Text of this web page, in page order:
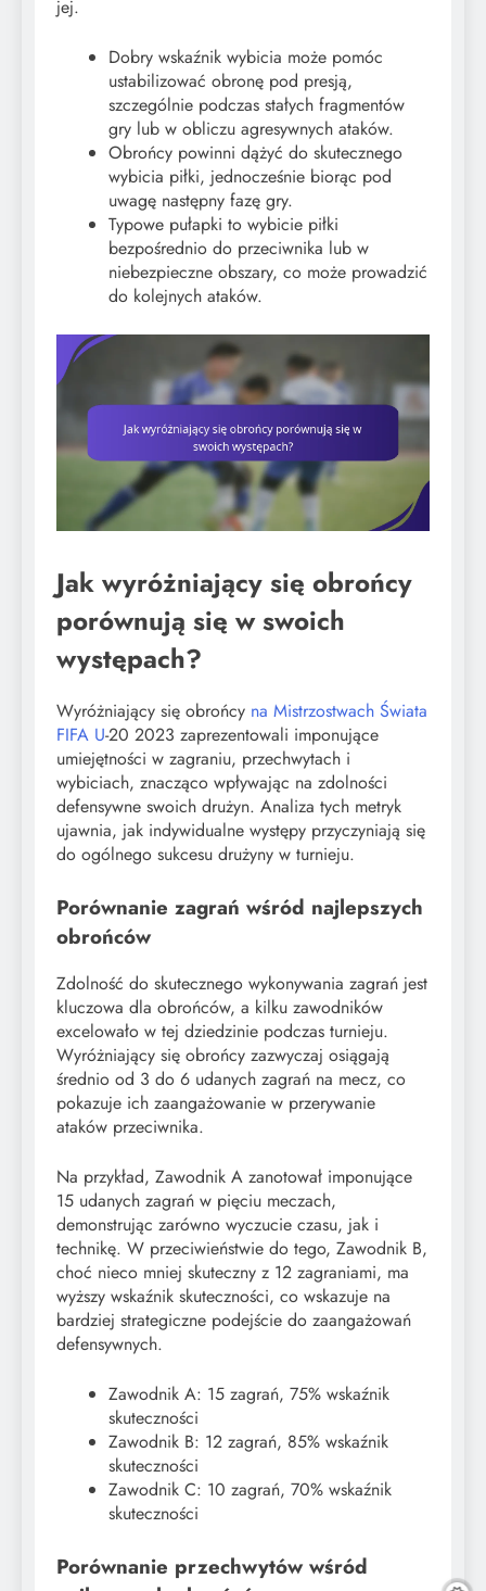
jej.
Dobry wskaźnik wybicia może pomóc
ustabilizować obronę pod presją,
szczególnie podczas stałych fragmentów
gry lub w obliczu agresywnych ataków.
Obrońcy powinni dążyć do skutecznego
wybicia piłki, jednocześnie biorąc pod
uwagę następny fazę gry.
Typowe pułapki to wybicie piłki
bezpośrednio do przeciwnika lub w
niebezpieczne obszary, co może prowadzić
do kolejnych ataków.
Jak wyróżniający się obrońcy
porównują się w swoich
występach?
Wyróżniający się obrońcy na Mistrzostwach Świata
FIFA U-20 2023 zaprezentowali imponujące
umiejętności w zagraniu, przechwytach i
wybiciach, znacząco wpływając na zdolności
defensywne swoich drużyn. Analiza tych metryk
ujawnia, jak indywidualne występy przyczyniają się
do ogólnego sukcesu drużyny w turnieju.
Porównanie zagrań wśród najlepszych
obrońców
Zdolność do skutecznego wykonywania zagrań jest
kluczowa dla obrońców, a kilku zawodników
excelowało w tej dziedzinie podczas turnieju.
Wyróżniający się obrońcy zazwyczaj osiągają
średnio od 3 do 6 udanych zagrań na mecz, co
pokazuje ich zaangażowanie w przerywanie
ataków przeciwnika.
Na przykład, Zawodnik A zanotował imponujące
15 udanych zagrań w pięciu meczach,
demonstrując zarówno wyczucie czasu, jak i
technikę. W przeciwieństwie do tego, Zawodnik B,
choć nieco mniej skuteczny z 12 zagraniami, ma
wyższy wskaźnik skuteczności, co wskazuje na
bardziej strategiczne podejście do zaangażowań
defensywnych.
Zawodnik A: 15 zagrań, 75% wskaźnik
skuteczności
Zawodnik B: 12 zagrań, 85% wskaźnik
skuteczności
Zawodnik C: 10 zagrań, 70% wskaźnik
skuteczności
Porównanie przechwytów wśród